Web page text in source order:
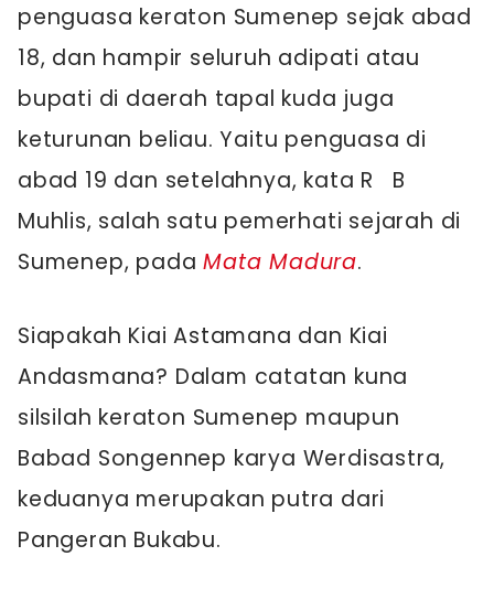
penguasa keraton Sumenep sejak abad
18, dan hampir seluruh adipati atau
bupati di daerah tapal kuda juga
keturunan beliau. Yaitu penguasa di
abad 19 dan setelahnya, kata R B
Muhlis, salah satu pemerhati sejarah di
Sumenep, padaMata Madura.
Siapakah Kiai Astamana dan Kiai
Andasmana? Dalam catatan kuna
silsilah keraton Sumenep maupun
Babad Songennep karya Werdisastra,
keduanya merupakan putra dari
Pangeran Bukabu.